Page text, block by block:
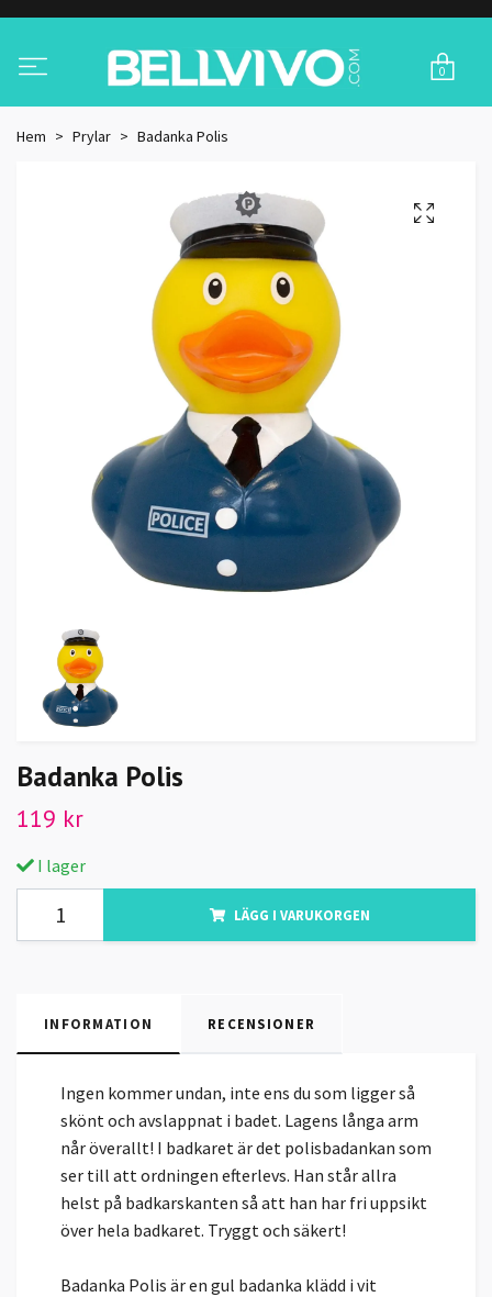
0
Hem Prylar Badanka Polis
Badanka Polis
119 kr
I lager
LÄGG I VARUKORGEN
INFORMATION RECENSIONER
Ingen kommer undan, inte ens du som ligger så
skönt och avslappnat i badet. Lagens långa arm
når överallt! I badkaret är det polisbadankan som
ser till att ordningen efterlevs. Han står allra
helst på badkarskanten så att han har fri uppsikt
över hela badkaret. Tryggt och säkert!
Badanka Polis är en gul badanka klädd i vit